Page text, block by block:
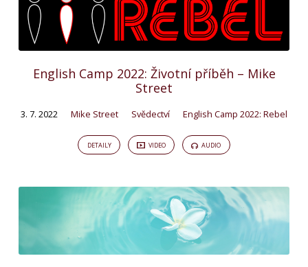
English Camp 2022: Životní příběh – Mike
Street
3. 7. 2022 Mike Street Svědectví English Camp 2022: Rebel
DETAILY VIDEO AUDIO